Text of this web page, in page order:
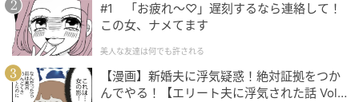
この記事を書いた人
InRed編集部
#1 「お疲れ〜♡」遅刻するなら連絡して！
この女、ナメてます
美人な友達は何でも許される
【漫画】新婚夫に浮気疑惑！絶対証拠をつか
んでやる！【エリート夫に浮気された話 Vol.